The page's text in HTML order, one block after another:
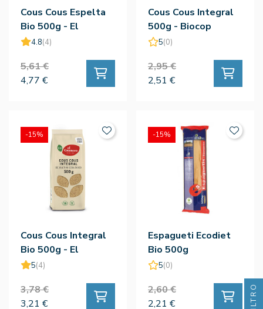
Cous Cous Espelta
Bio 500g - El
Granero
4.8(4)
5,61 €
4,77 €
Cous Cous Integral
500g - Biocop
5(0)
2,95 €
2,51 €
Cous Cous Integral
Bio 500g - El
Granero
5(4)
3,78 €
3,21 €
-15%
Espagueti Ecodiet
Bio 500g
5(0)
2,60 €
2,21 €
-15%
FILTRO